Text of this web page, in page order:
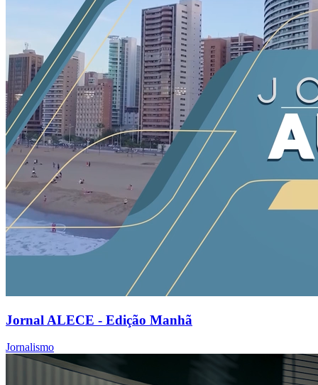
Jornal ALECE - Edição Manhã
Jornalismo